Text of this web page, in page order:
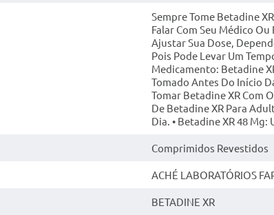
Sempre Tome Betadine
Falar Com Seu Médico
Ajustar Sua Dose,
Pois Pode Levar Um
Medicamento: Betadine
Tomado Antes Do Início
Tomar Betadine XR Com
De Betadine XR Para
Dia. • Betadine XR 48 Mg:
Comprimidos Revestidos
ACHÉ LABORATÓRIOS
BETADINE XR